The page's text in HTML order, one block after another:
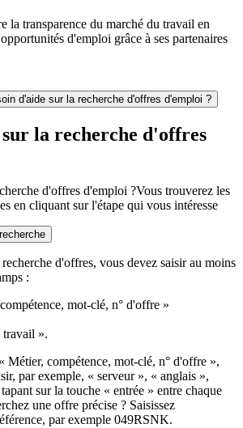
la transparence du marché du travail en
d'emploi grâce à ses partenaires
d'aide sur la recherche d'offres d'emploi ?
la recherche d'offres
d'offres d'emploi ?Vous trouverez les
en cliquant sur l'étape qui vous intéresse
d'offres, vous devez saisir au moins
:
mot-clé, n° d'offre »
travail ».
Métier, compétence, mot-clé, n° d'offre »,
par exemple, « serveur », « anglais »,
sur la touche « entrée » entre chaque
une offre précise ? Saisissez
par exemple 049RSNK.